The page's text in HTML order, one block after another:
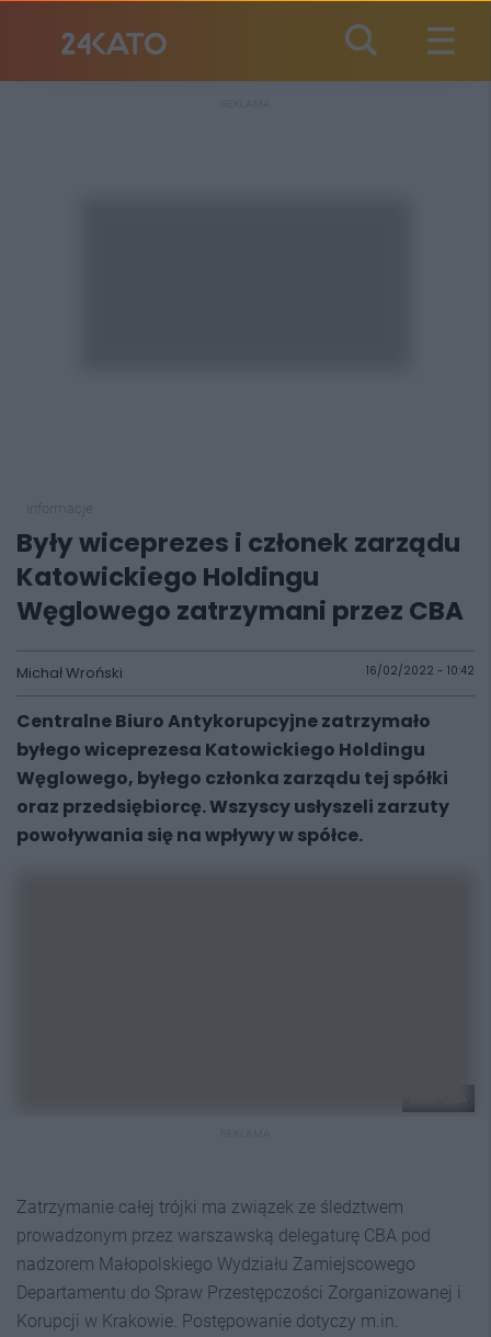
Były wiceprezes i członek zarządu
Katowickiego Holdingu
Węglowego zatrzymani przez CBA
Michał Wroński 16/02/2022 - 10:42
Centralne Biuro Antykorupcyjne zatrzymało
byłego wiceprezesa Katowickiego Holdingu
Węglowego, byłego członka zarządu tej spółki
oraz przedsiębiorcę. Wszyscy usłyszeli zarzuty
powoływania się na wpływy w spółce.
Zatrzymanie całej trójki ma związek ze śledztwem
prowadzonym przez warszawską delegaturę CBA pod
nadzorem Małopolskiego Wydziału Zamiejscowego
Departamentu do Spraw Przestępczości Zorganizowanej i
Korupcji w Krakowie. Postępowanie dotyczy m.in.